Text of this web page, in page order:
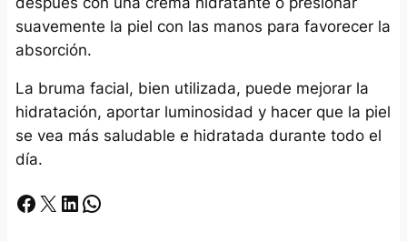
suavemente la piel con las manos para favorecer la
absorción.
La bruma facial, bien utilizada, puede mejorar la
hidratación, aportar luminosidad y hacer que la piel
se vea más saludable e hidratada durante todo el
día.
Facebook X LinkedIn Whatsapp